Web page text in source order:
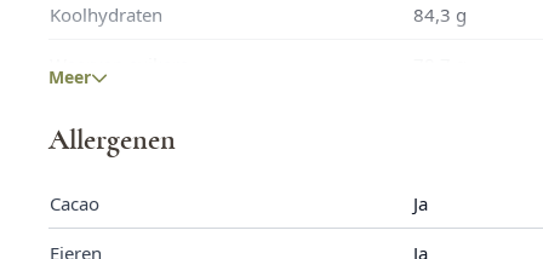
Koolhydraten 84,3 g
Meer
Allergenen
Cacao Ja
Eieren Ja